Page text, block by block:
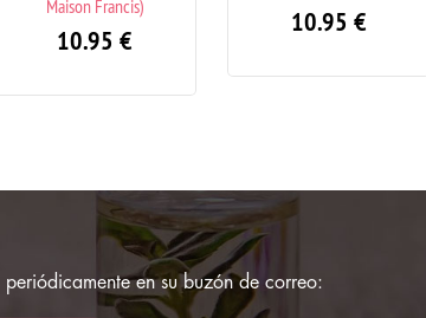
10.95€ 10.95
periódicamente en su buzón de correo: